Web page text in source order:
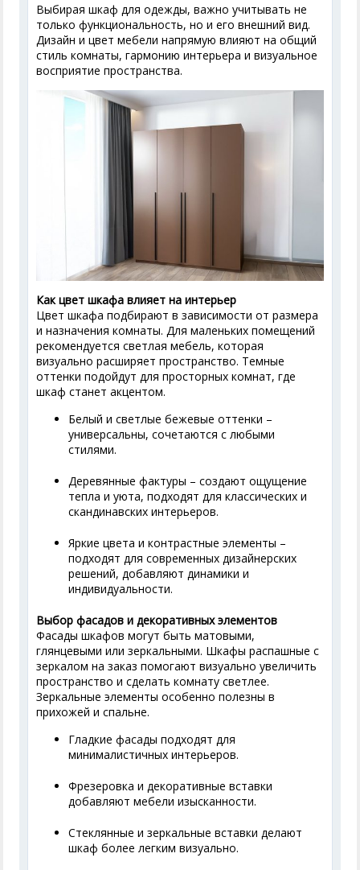
Выбирая шкаф для одежды, важно учитывать не
только функциональность, но и его внешний вид.
Дизайн и цвет мебели напрямую влияют на общий
стиль комнаты, гармонию интерьера и визуальное
восприятие пространства.
Как цвет шкафа влияет на интерьер
Цвет шкафа подбирают в зависимости от размера
и назначения комнаты. Для маленьких помещений
рекомендуется светлая мебель, которая
визуально расширяет пространство. Темные
оттенки подойдут для просторных комнат, где
шкаф станет акцентом.
Белый и светлые бежевые оттенки –
универсальны, сочетаются с любыми
стилями.
Деревянные фактуры – создают ощущение
тепла и уюта, подходят для классических и
скандинавских интерьеров.
Яркие цвета и контрастные элементы –
подходят для современных дизайнерских
решений, добавляют динамики и
индивидуальности.
Выбор фасадов и декоративных элементов
Фасады шкафов могут быть матовыми,
глянцевыми или зеркальными. Шкафы распашные с
зеркалом на заказ помогают визуально увеличить
пространство и сделать комнату светлее.
Зеркальные элементы особенно полезны в
прихожей и спальне.
Гладкие фасады подходят для
минималистичных интерьеров.
Фрезеровка и декоративные вставки
добавляют мебели изысканности.
Стеклянные и зеркальные вставки делают
шкаф более легким визуально.